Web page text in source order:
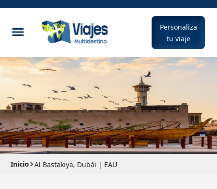
Personaliza
tu viaje
Inicio Al Bastakiya, Dubái | EAU